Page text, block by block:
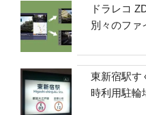
ドラレコ
別々のファ
東新宿駅す
時利用駐輪